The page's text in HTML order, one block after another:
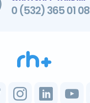
0 (532) 365 01 08